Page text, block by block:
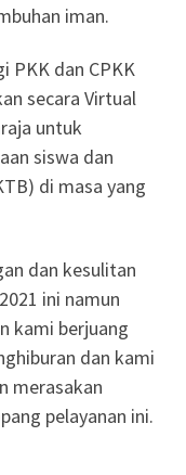
iman.
PKK dan CPKK
secara Virtual
untuk
siswa dan
di masa yang
dan kesulitan
ini namun
kami berjuang
dan kami
merasakan
pelayanan ini.